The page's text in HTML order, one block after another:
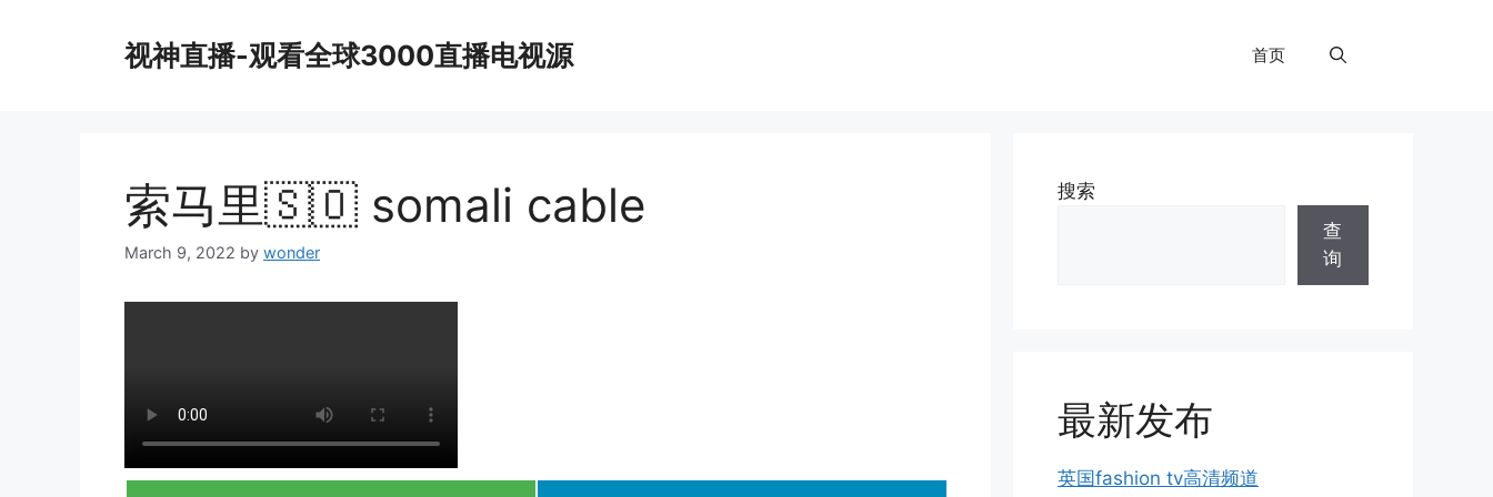
视神直播-观看全球3000直播电视源 首页
索马里🇸🇴 somali cable
March 9, 2022 by wonder
搜索
查
询
最新发布
英国fashion tv高清频道